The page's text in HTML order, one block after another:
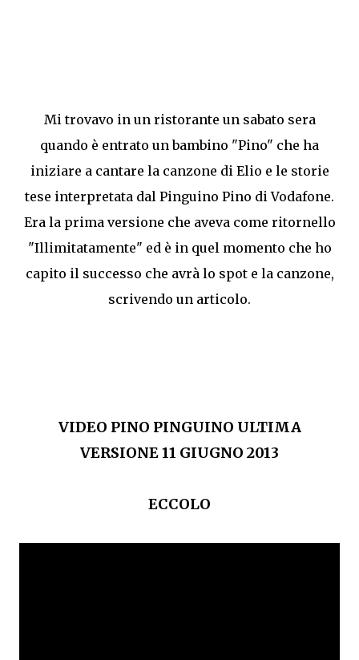
Mi trovavo in un ristorante un sabato sera
quando è entrato un bambino "Pino" che ha
iniziare a cantare la canzone di Elio e le storie
tese interpretata dal Pinguino Pino di Vodafone.
Era la prima versione che aveva come ritornello
"Illimitatamente" ed è in quel momento che ho
capito il successo che avrà lo spot e la canzone,
scrivendo un articolo.
VIDEO PINO PINGUINO ULTIMA
VERSIONE 11 GIUGNO 2013
ECCOLO